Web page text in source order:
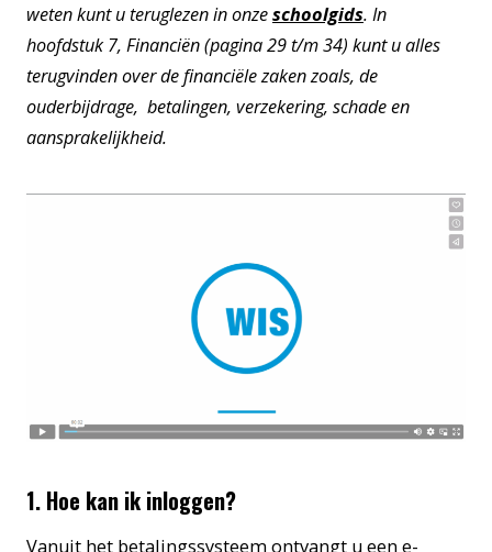
weten kunt u teruglezen in onzeschoolgids. In
hoofdstuk 7, Financiën (pagina 29 t/m 34) kunt u alles
terugvinden over de financiële zaken zoals, de
ouderbijdrage, betalingen, verzekering, schade en
aansprakelijkheid.
1. Hoe kan ik inloggen?
Vanuit het betalingssysteem ontvangt u een e-